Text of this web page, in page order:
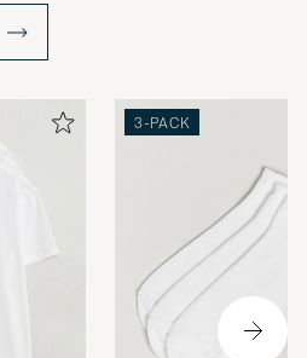
gerne
AM AUF CAREOFCARL.DE
und passt perfekt
AM AUF CAREOFCARL.DE
3-PACK